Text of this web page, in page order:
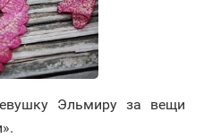
Эльмиру за вещи